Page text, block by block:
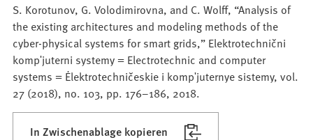
S. Korotunov, G. Volodimirovna, and C. Wolff, “Analysis of
the existing architectures and modeling methods of the
cyber-physical systems for smart grids,” Elektrotechnični
kompʹjuterni systemy = Electrotechnic and computer
systems = Ėlektrotechničeskie i kompʹjuternye sistemy, vol.
27 (2018), no. 103, pp. 176–186, 2018.
In Zwischenablage kopieren